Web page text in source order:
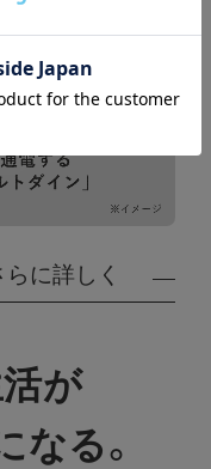
に詳しく
くしゃ）し、発生
、準備は必要な
が
なる。